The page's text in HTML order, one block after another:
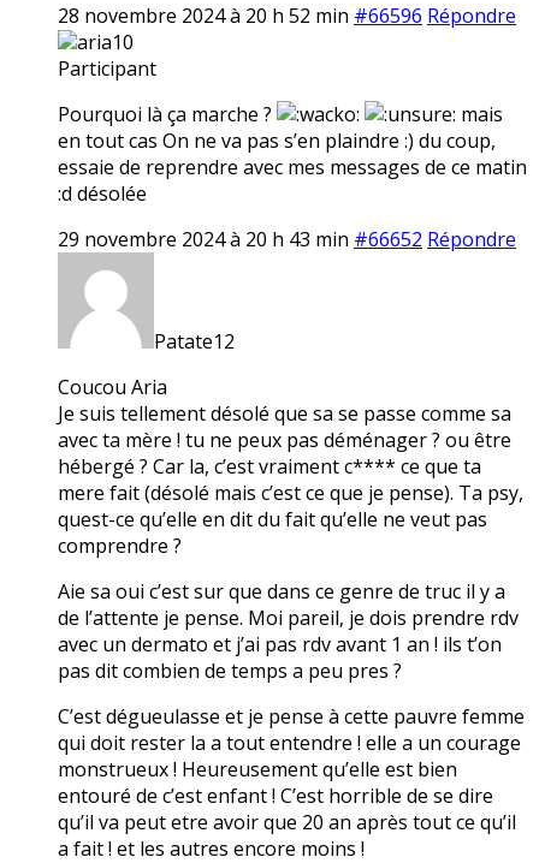
28 novembre 2024 à 20 h 52 min #66596 Répondre
aria10
Participant
Pourquoi là ça marche ?
mais
en tout cas On ne va pas s’en plaindre :) du coup,
essaie de reprendre avec mes messages de ce matin
:d désolée
29 novembre 2024 à 20 h 43 min #66652 Répondre
Patate12
Coucou Aria
Je suis tellement désolé que sa se passe comme sa
avec ta mère ! tu ne peux pas déménager ? ou être
hébergé ? Car la, c’est vraiment c**** ce que ta
mere fait (désolé mais c’est ce que je pense). Ta psy,
quest-ce qu’elle en dit du fait qu’elle ne veut pas
comprendre ?
Aie sa oui c’est sur que dans ce genre de truc il y a
de l’attente je pense. Moi pareil, je dois prendre rdv
avec un dermato et j’ai pas rdv avant 1 an ! ils t’on
pas dit combien de temps a peu pres ?
C’est dégueulasse et je pense à cette pauvre femme
qui doit rester la a tout entendre ! elle a un courage
monstrueux ! Heureusement qu’elle est bien
entouré de c’est enfant ! C’est horrible de se dire
qu’il va peut etre avoir que 20 an après tout ce qu’il
a fait ! et les autres encore moins !